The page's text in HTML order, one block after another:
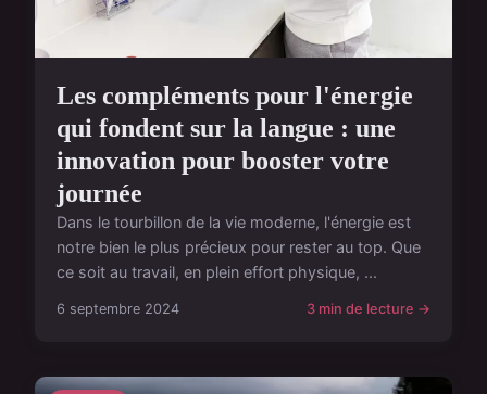
Les compléments pour l'énergie
qui fondent sur la langue : une
innovation pour booster votre
journée
Dans le tourbillon de la vie moderne, l'énergie est
notre bien le plus précieux pour rester au top. Que
ce soit au travail, en plein effort physique, ...
6 septembre 2024 3 min de lecture →